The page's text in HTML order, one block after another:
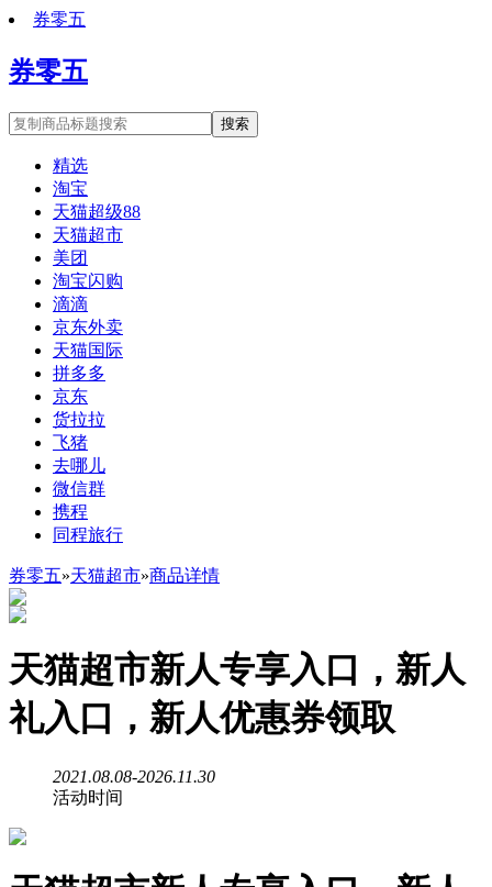
券零五
券零五
搜索
精选
淘宝
天猫超级88
天猫超市
美团
淘宝闪购
滴滴
京东外卖
天猫国际
拼多多
京东
货拉拉
飞猪
去哪儿
微信群
携程
同程旅行
券零五»天猫超市»商品详情
天猫超市新人专享入口，新人
礼入口，新人优惠券领取
2021.08.08-2026.11.30
活动时间